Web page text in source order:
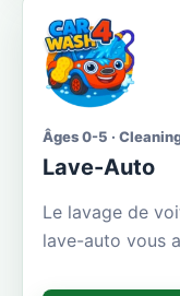
Âges 0-5 ·
Lave-Auto
Le lavage de
lave-auto vous